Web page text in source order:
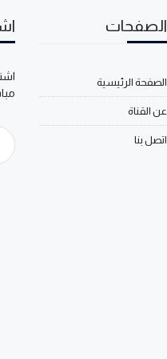
الصفحات
الصفحة الرئيسية
عن القناة
اتصل بنا